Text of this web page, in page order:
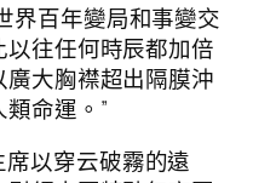
界百年變局和事變交
往任何時辰都加倍
大胸襟超出隔膜沖
命運。”
以穿云破霧的遠